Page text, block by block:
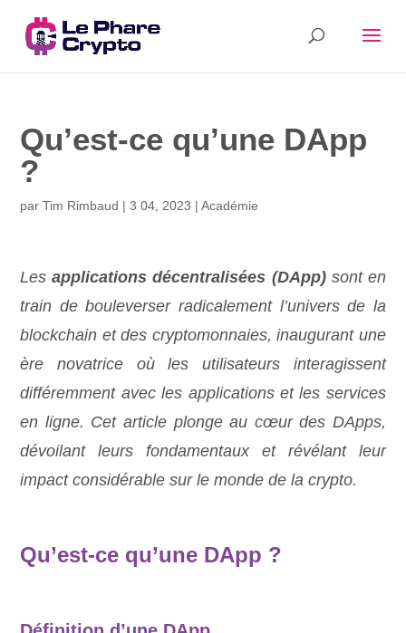
Qu’est-ce qu’une DApp
?
parTim Rimbaud |3 04, 2023 |Académie
Lesapplications décentralisées (DApp)sont en
train de bouleverser radicalement l’univers de la
blockchain et des cryptomonnaies, inaugurant une
ère novatrice où les utilisateurs interagissent
différemment avec les applications et les services
en ligne. Cet article plonge au cœur des DApps,
dévoilant leurs fondamentaux et révélant leur
impact considérable sur le monde de la crypto.
Qu’est-ce qu’une DApp ?